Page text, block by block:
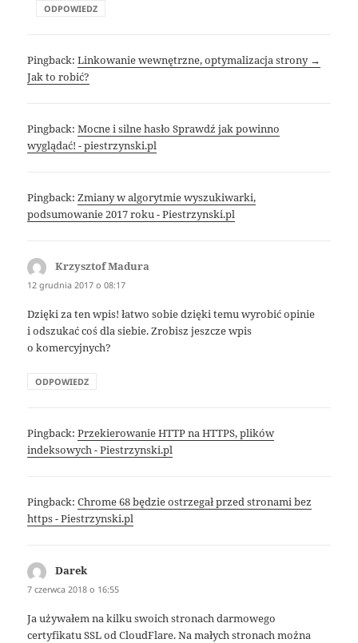
ODPOWIEDZ
Pingback:Linkowanie wewnętrzne, optymalizacja strony →
Jak to robić?
Pingback:Mocne i silne hasło Sprawdź jak powinno
wyglądać! - piestrzynski.pl
Pingback:Zmiany w algorytmie wyszukiwarki,
podsumowanie 2017 roku - Piestrzynski.pl
Krzysztof Madura
12 grudnia 2017 o 08:17
Dzięki za ten wpis! łatwo sobie dzięki temu wyrobić opinie
i odszukać coś dla siebie. Zrobisz jeszcze wpis
o komercyjnych?
ODPOWIEDZ
Pingback:Przekierowanie HTTP na HTTPS, plików
indeksowych - Piestrzynski.pl
Pingback:Chrome 68 będzie ostrzegał przed stronami bez
https - Piestrzynski.pl
Darekpisze:
7 czerwca 2018 o 16:55
Ja używałem na kilku swoich stronach darmowego
certyfikatu SSL od CloudFlare. Na małych stronach można